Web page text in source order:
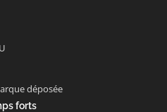
déposée
forts